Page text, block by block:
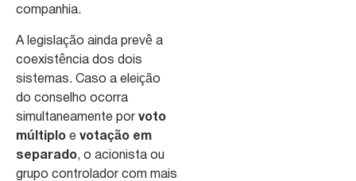
companhia.
A legislação ainda prevê a
coexistência dos dois
sistemas. Caso a eleição
do conselho ocorra
simultaneamente por voto
múltiplo e votação em
separado, o acionista ou
grupo controlador com mais